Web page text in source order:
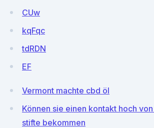
CUw
kqFqc
tdRDN
EF
Vermont machte cbd öl
Können sie einen kontakt hoch
stifte bekommen